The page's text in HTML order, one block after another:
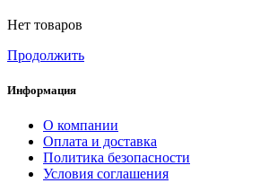
Нет товаров
Продолжить
Информация
О компании
Оплата и доставка
Политика безопасности
Условия соглашения